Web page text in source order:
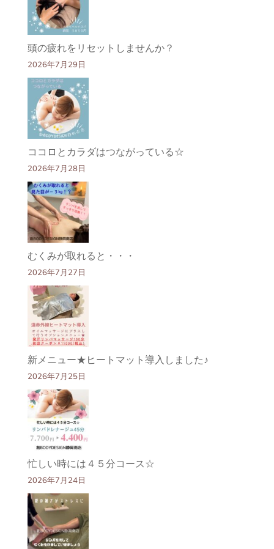
頭の疲れをリセットしませんか？
2026年7月29日
ココロとカラダはつながっている☆
2026年7月28日
むくみが取れると・・・
2026年7月27日
新メニュー★ヒートマット導入しました♪
2026年7月25日
忙しい時には４５分コース☆
2026年7月24日